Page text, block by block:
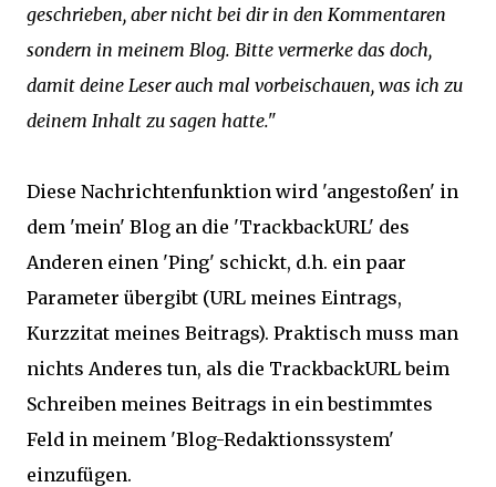
geschrieben, aber nicht bei dir in den Kommentaren
sondern in meinem Blog. Bitte vermerke das doch,
damit deine Leser auch mal vorbeischauen, was ich zu
deinem Inhalt zu sagen hatte."
Diese Nachrichtenfunktion wird 'angestoßen' in
dem 'mein' Blog an die 'TrackbackURL' des
Anderen einen 'Ping' schickt, d.h. ein paar
Parameter übergibt (URL meines Eintrags,
Kurzzitat meines Beitrags). Praktisch muss man
nichts Anderes tun, als die TrackbackURL beim
Schreiben meines Beitrags in ein bestimmtes
Feld in meinem 'Blog-Redaktionssystem'
einzufügen.